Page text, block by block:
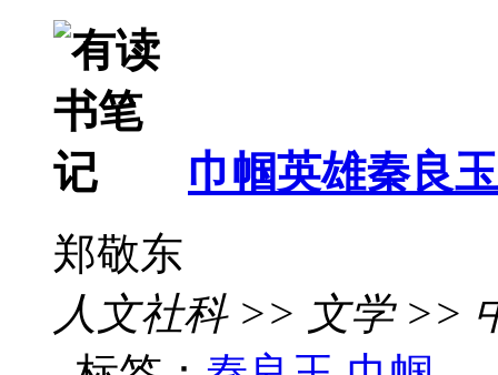
巾帼英雄秦良玉
郑敬东
人文社科 >> 文学 >>